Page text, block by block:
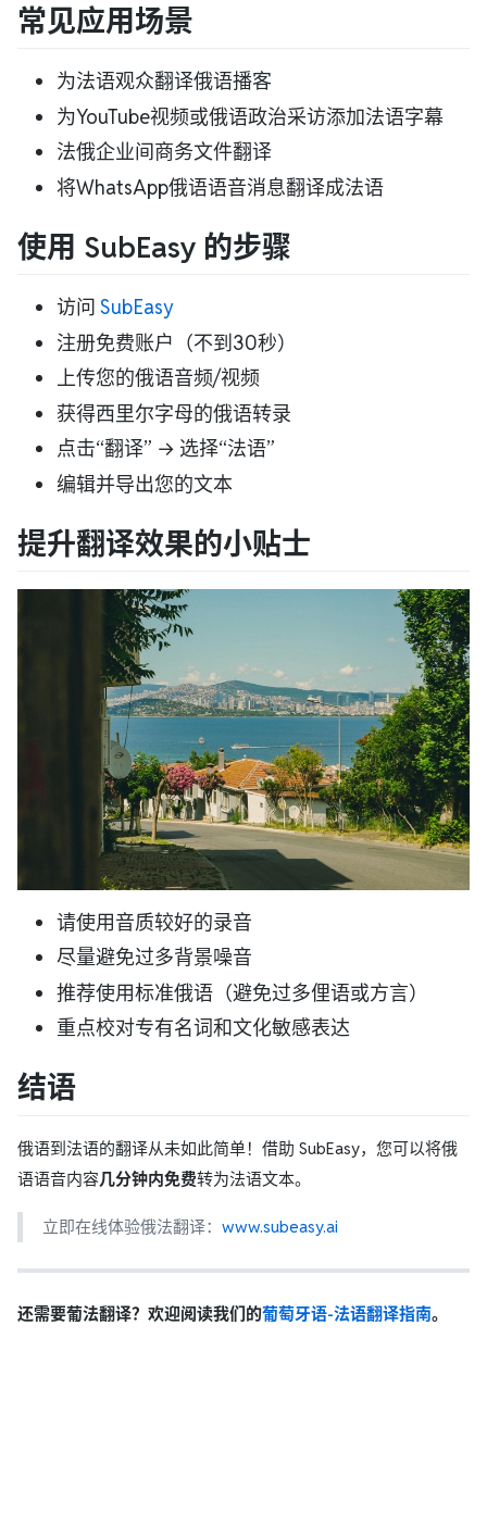
常见应用场景
为法语观众翻译俄语播客
为YouTube视频或俄语政治采访添加法语字幕
法俄企业间商务文件翻译
将WhatsApp俄语语音消息翻译成法语
使用 SubEasy 的步骤
访问 SubEasy
注册免费账户（不到30秒）
上传您的俄语音频/视频
获得西里尔字母的俄语转录
点击“翻译” → 选择“法语”
编辑并导出您的文本
提升翻译效果的小贴士
请使用音质较好的录音
尽量避免过多背景噪音
推荐使用标准俄语（避免过多俚语或方言）
重点校对专有名词和文化敏感表达
结语
俄语到法语的翻译从未如此简单！借助 SubEasy，您可以将俄
语语音内容几分钟内免费转为法语文本。
立即在线体验俄法翻译： www.subeasy.ai
还需要葡法翻译？欢迎阅读我们的葡萄牙语-法语翻译指南。